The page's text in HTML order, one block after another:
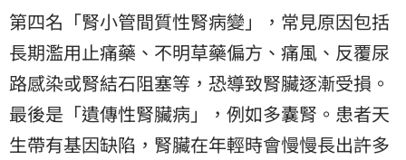
第四名「腎小管間質性腎病變」，常見原因包括
長期濫用止痛藥、不明草藥偏方、痛風、反覆尿
路感染或腎結石阻塞等，恐導致腎臟逐漸受損。
最後是「遺傳性腎臟病」，例如多囊腎。患者天
生帶有基因缺陷，腎臟在年輕時會慢慢長出許多